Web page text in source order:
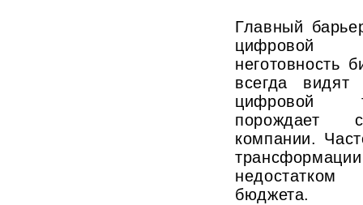
Главный
цифровой
неготовность
всегда
цифровой
порождает
компании.
бюджета.